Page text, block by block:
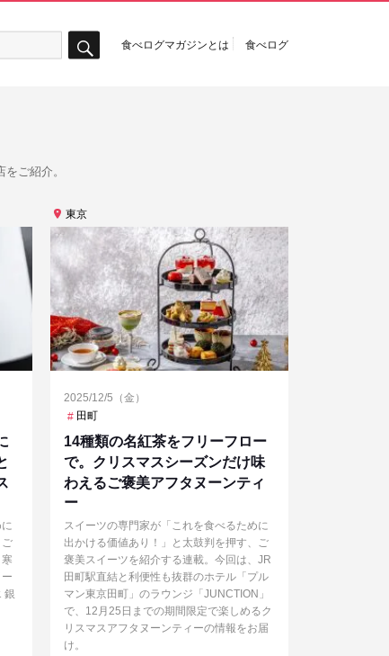
食べログマガジンとは 食べログ
ご紹介。
銀
東京
2025/12/5（金）
田町
14種類の名紅茶をフリーフロー
で。クリスマスシーズンだけ味
わえるご褒美アフタヌーンティ
ー
スイーツの専門家が「これを食べるために
出かける価値あり！」と太鼓判を押す、ご
褒美スイーツを紹介する連載。今回は、JR
田町駅直結と利便性も抜群のホテル「プル
マン東京田町」のラウンジ「JUNCTION」
で、12月25日までの期間限定で楽しめるク
リスマスアフタヌーンティーの情報をお届
け。